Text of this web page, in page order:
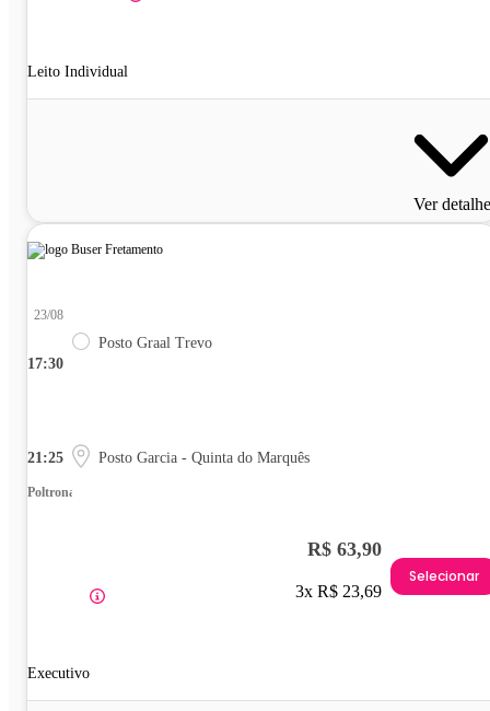
Leito Individual
Ver
17:30
23/08
Posto Graal Trevo
21:25 Posto Garcia - Quinta do Marquês
Poltrona
Executivo
R$ 63,90
3x R$ 23,69
Selecionar